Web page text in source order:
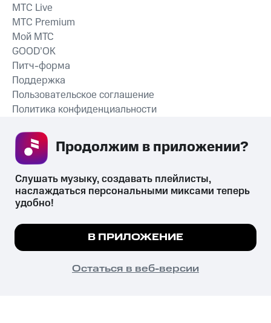
СКАЧАТЬ ПРИЛОЖЕНИЕ
MTС Live
MTС Premium
Мой МТС
GOOD’OK
Питч-форма
Поддержка
Пользовательское соглашение
Политика конфиденциальности
психотропных веществ, их аналогов причиняет вред здоровью,
их незаконный оборот запрещён и влечёт установленную
законодательством ответственность.
© 2026 ООО «КИОН».
Все права защищены
Мы используем куки, чтобы на сайте все
Подробнее
ПОНЯТНО
Слушать музыку, создавать плейлисты,
наслаждаться персональными миксами теперь
удобно!
В ПРИЛОЖЕНИЕ
Остаться в веб-версии